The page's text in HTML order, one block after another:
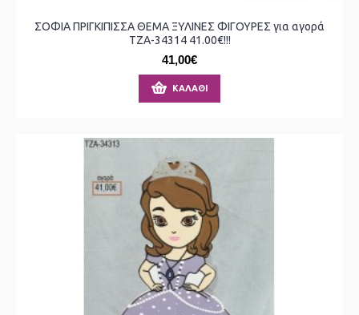
ΣΟΦΙΑ ΠΡΙΓΚΙΠΙΣΣΑ ΘΕΜΑ ΞΥΛΙΝΕΣ ΦΙΓΟΥΡΕΣ για αγορά
ΤΖΑ-34314 41.00€!!!
41,00€
ΚΑΛΆΘΙ